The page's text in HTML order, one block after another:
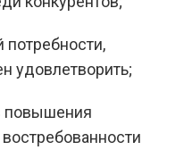
потребности,
удовлетворить;
повышения